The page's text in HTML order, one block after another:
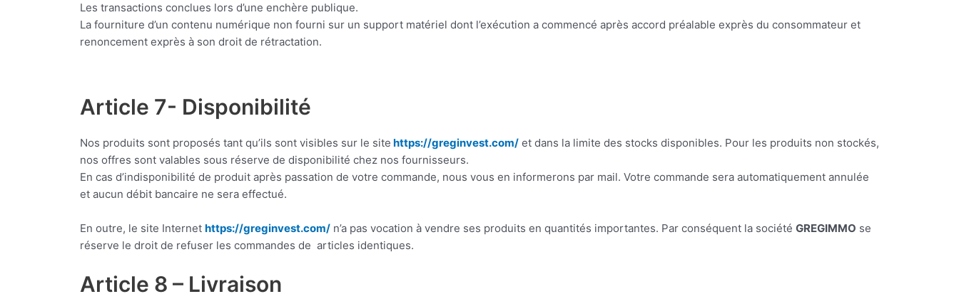
Les transactions conclues lors d’une enchère publique.
La fourniture d’un contenu numérique non fourni sur un support matériel dont l’exécution a commencé après accord préalable exprès du consommateur et
renoncement exprès à son droit de rétractation.
Article 7- Disponibilité
Nos produits sont proposés tant qu’ils sont visibles sur le site https://greginvest.com/ et dans la limite des stocks disponibles. Pour les produits non stockés,
nos offres sont valables sous réserve de disponibilité chez nos fournisseurs.
En cas d’indisponibilité de produit après passation de votre commande, nous vous en informerons par mail. Votre commande sera automatiquement annulée
et aucun débit bancaire ne sera effectué.
En outre, le site Internet https://greginvest.com/ n’a pas vocation à vendre ses produits en quantités importantes. Par conséquent la société GREGIMMO se
réserve le droit de refuser les commandes de articles identiques.
Article 8 – Livraison